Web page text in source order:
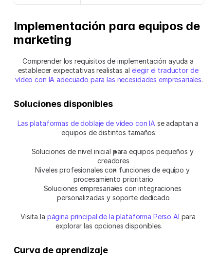
Implementación para equipos de
marketing
Comprender los requisitos de implementación ayuda a
establecer expectativas realistas al elegir el traductor de
vídeo con IA adecuado para las necesidades empresariales.
Soluciones disponibles
Las plataformas de doblaje de vídeo con IA se adaptan a
equipos de distintos tamaños:
Soluciones de nivel inicial para equipos pequeños y
creadores
Niveles profesionales con funciones de equipo y
procesamiento prioritario
Soluciones empresariales con integraciones
personalizadas y soporte dedicado
Visita la página principal de la plataforma Perso AI para
explorar las opciones disponibles.
Curva de aprendizaje